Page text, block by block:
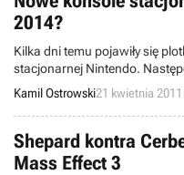
2014?
Kilka dni temu pojawiły się
stacjonarnej Nintendo.
2012 roku. Oczywiście
analiz, pojawiła się nawet
zareaguje konkurencja, jeżeli
Kamil Ostrowski21 kwietnia
Shepard kontra
Mass Effect 3